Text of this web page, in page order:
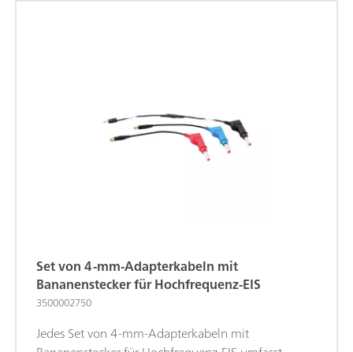
Set von 4-mm-Adapterkabeln mit
Bananenstecker für Hochfrequenz-EIS
3500002750
Jedes Set von 4-mm-Adapterkabeln mit